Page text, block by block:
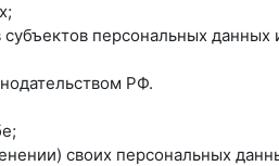
персональных
РФ.
своих персональных